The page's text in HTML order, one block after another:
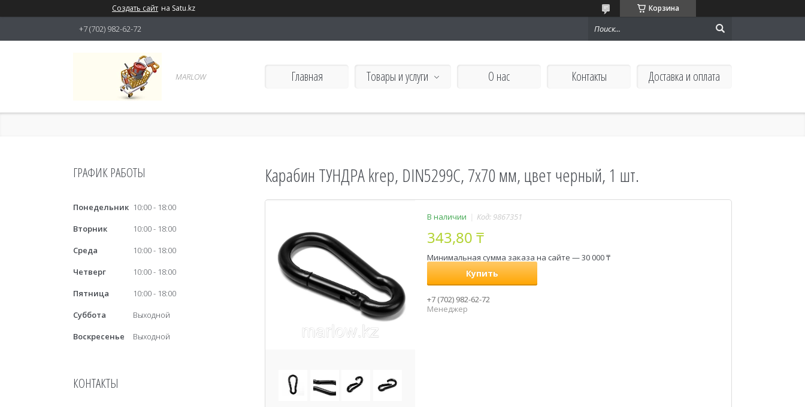
Создать сайт на Satu.kz Корзина
+7 (702) 982-62-72
MARLOW Главная Товары и услуги О нас Контакты Доставка и оплата
Карабин ТУНДРА krep, DIN5299С, 7х70 мм, цвет черный, 1 шт.
В наличии Код: 9867351
343,80 ₸
Минимальная сумма заказа на сайте — 30 000 ₸
Купить
+7 (702) 982-62-72
Менеджер
ГРАФИК РАБОТЫ
Понедельник 10:00
18:00
Вторник
10:00
18:00
Среда
10:00
18:00
Четверг
10:00
18:00
Пятница
10:00
18:00
Суббота
Выходной
Воскресенье
Выходной
КОНТАКТЫ